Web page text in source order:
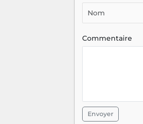
Commentaire
Envoyer